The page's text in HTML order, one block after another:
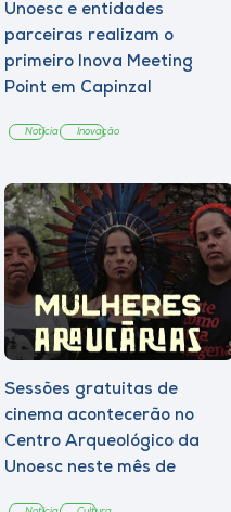
Unoesc e entidades
parceiras realizam o
primeiro Inova Meeting
Point em Capinzal
Notícia Inovação
Sessões gratuitas de
cinema acontecerão no
Centro Arqueológico da
Unoesc neste mês de